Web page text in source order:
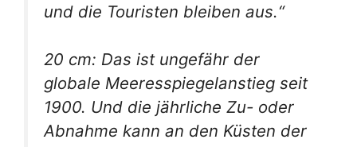
und die Touristen bleiben aus.“
20 cm: Das ist ungefähr der
globale Meeresspiegelanstieg seit
1900. Und die jährliche Zu- oder
Abnahme kann an den Küsten der